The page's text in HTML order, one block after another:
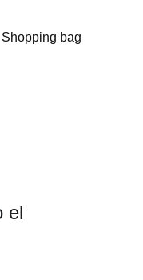
Shopping bag
16:15
el